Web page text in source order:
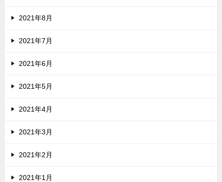
2021年8月
2021年7月
2021年6月
2021年5月
2021年4月
2021年3月
2021年2月
2021年1月